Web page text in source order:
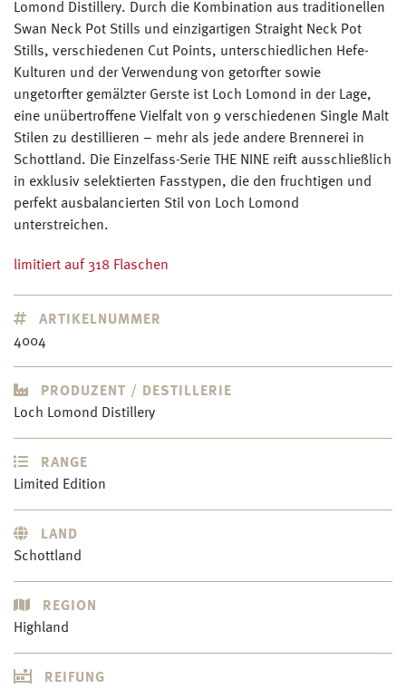
Lomond Distillery. Durch die Kombination aus traditionellen
Swan Neck Pot Stills und einzigartigen Straight Neck Pot
Stills, verschiedenen Cut Points, unterschiedlichen Hefe-
Kulturen und der Verwendung von getorfter sowie
ungetorfter gemälzter Gerste ist Loch Lomond in der Lage,
eine unübertroffene Vielfalt von 9 verschiedenen Single Malt
Stilen zu destillieren – mehr als jede andere Brennerei in
Schottland. Die Einzelfass-Serie THE NINE reift ausschließlich
in exklusiv selektierten Fasstypen, die den fruchtigen und
perfekt ausbalancierten Stil von Loch Lomond
unterstreichen.
limitiert auf 318 Flaschen
ARTIKELNUMMER
4004
PRODUZENT / DESTILLERIE
Loch Lomond Distillery
RANGE
Limited Edition
LAND
Schottland
REGION
Highland
REIFUNG